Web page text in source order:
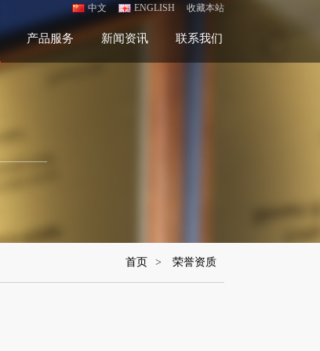
中文 ENGLISH 收藏本站
产品服务 新闻资讯 联系我们
首页 > 荣誉资质